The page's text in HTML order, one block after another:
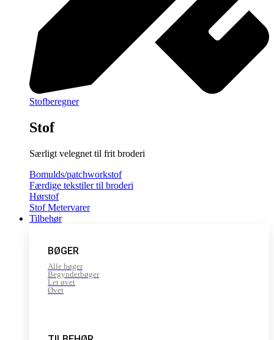
Stofberegner
Stof
Særligt velegnet til frit broderi
Bomulds/patchworkstof
Færdige tekstiler til broderi
Hørstof
Stof Metervarer
Tilbehør
BØGER
Alle bøger
Begynderbøger
Let øvet
Øvet